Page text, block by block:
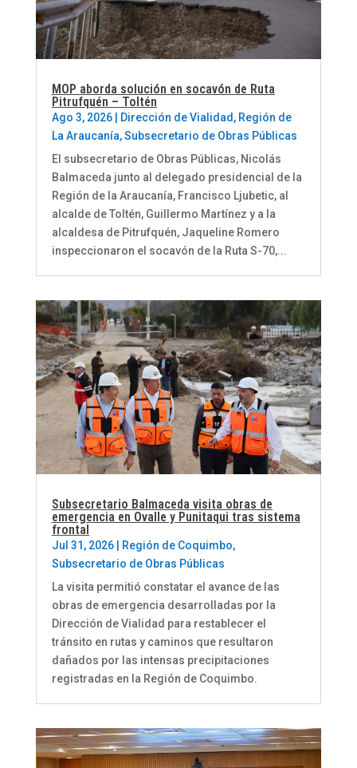
MOP aborda solución en socavón de Ruta
Pitrufquén – Toltén
Ago 3, 2026| Dirección de Vialidad, Región de
La Araucanía,Subsecretario de Obras Públicas
El subsecretario de Obras Públicas, Nicolás
Balmaceda junto al delegado presidencial de la
Región de la Araucanía, Francisco Ljubetic, al
alcalde de Toltén, Guillermo Martínez y a la
alcaldesa de Pitrufquén, Jaqueline Romero
inspeccionaron el socavón de la Ruta S-70,...
Subsecretario Balmaceda visita obras de
emergencia en Ovalle y Punitaqui tras sistema
frontal
Jul 31, 2026| Región de Coquimbo,
Subsecretario de Obras Públicas
La visita permitió constatar el avance de las
obras de emergencia desarrolladas por la
Dirección de Vialidad para restablecer el
tránsito en rutas y caminos que resultaron
dañados por las intensas precipitaciones
registradas en la Región de Coquimbo.